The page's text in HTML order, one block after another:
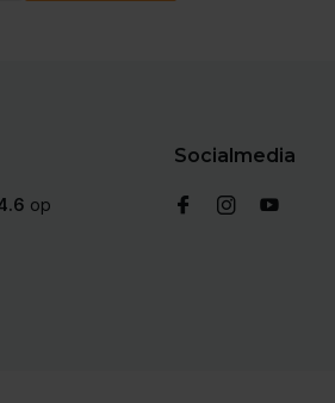
op
Socialmedia